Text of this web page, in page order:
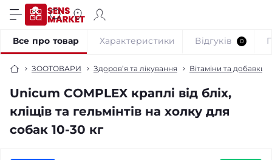
ЗООТОВАРИ Здоров’я та лікування Вітаміни та добавки
Unicum COMPLEX краплі від бліх,
кліщів та гельмінтів на холку для
собак 10-30 кг
Все про товар Характеристики Відгуків 0